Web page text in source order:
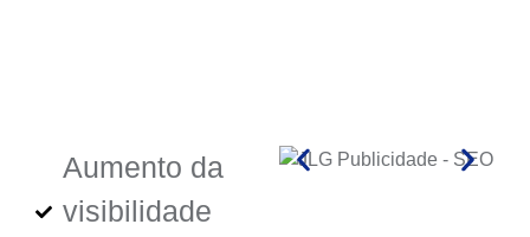
Aumento da
visibilidade